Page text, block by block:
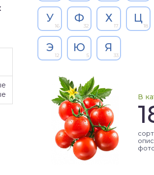
У
16
Ф
32
Х
17
Ц
18
Э
12
Ю
5
Я
33
В